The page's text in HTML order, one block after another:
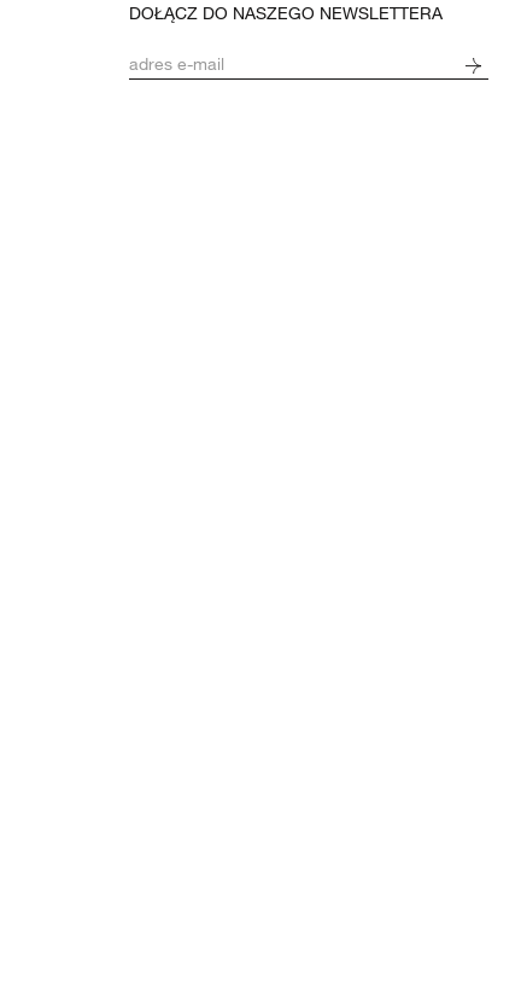
DOŁĄCZ DO NASZEGO NEWSLETTERA